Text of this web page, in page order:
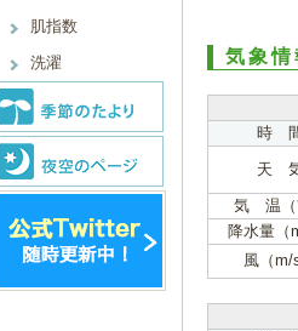
肌指数
洗濯
気象情
時
天
気 温
降水量（
風（m/